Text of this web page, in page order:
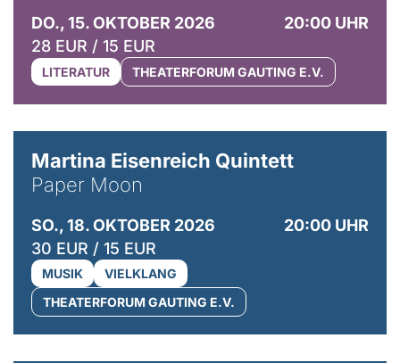
DO., 15. OKTOBER 2026
20:00 UHR
28 EUR / 15 EUR
LITERATUR THEATERFORUM GAUTING E.V.
Martina Eisenreich Quintett
Paper Moon
SO., 18. OKTOBER 2026
20:00 UHR
30 EUR / 15 EUR
MUSIK
VIELKLANG
THEATERFORUM GAUTING E.V.